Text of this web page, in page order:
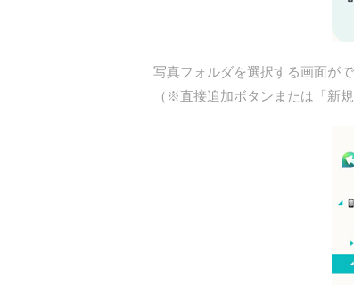
写真フォルダを選択する画面が
（※直接追加ボタンまたは「新